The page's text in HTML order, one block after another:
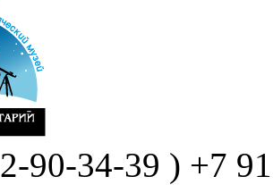
90-34-39 ) +7